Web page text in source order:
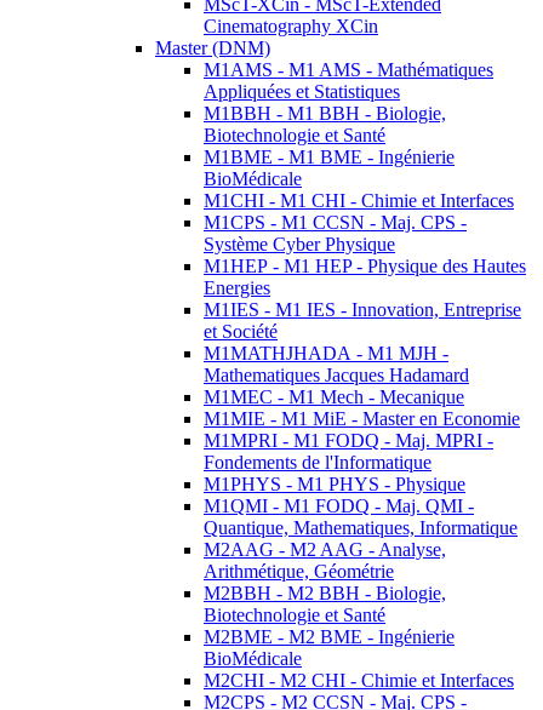
MScT-XCin - MScT-Extended
Cinematography XCin
Master (DNM)
M1AMS - M1 AMS - Mathématiques
Appliquées et Statistiques
M1BBH - M1 BBH - Biologie,
Biotechnologie et Santé
M1BME - M1 BME - Ingénierie
BioMédicale
M1CHI - M1 CHI - Chimie et Interfaces
M1CPS - M1 CCSN - Maj. CPS -
Système Cyber Physique
M1HEP - M1 HEP - Physique des Hautes
Energies
M1IES - M1 IES - Innovation, Entreprise
et Société
M1MATHJHADA - M1 MJH -
Mathematiques Jacques Hadamard
M1MEC - M1 Mech - Mecanique
M1MIE - M1 MiE - Master en Economie
M1MPRI - M1 FODQ - Maj. MPRI -
Fondements de l'Informatique
M1PHYS - M1 PHYS - Physique
M1QMI - M1 FODQ - Maj. QMI -
Quantique, Mathematiques, Informatique
M2AAG - M2 AAG - Analyse,
Arithmétique, Géométrie
M2BBH - M2 BBH - Biologie,
Biotechnologie et Santé
M2BME - M2 BME - Ingénierie
BioMédicale
M2CHI - M2 CHI - Chimie et Interfaces
M2CPS - M2 CCSN - Maj. CPS -